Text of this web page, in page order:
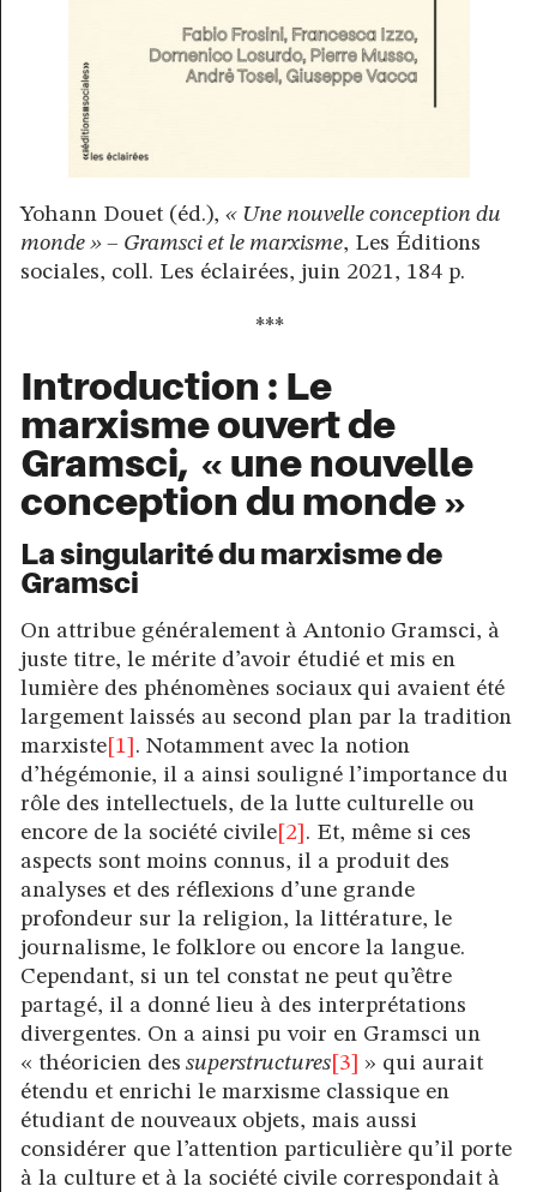
Yohann Douet (éd.), « Une nouvelle conception du
monde » – Gramsci et le marxisme, Les Éditions
sociales, coll. Les éclairées, juin 2021, 184 p.
***
Introduction : Le
marxisme ouvert de
Gramsci, « une nouvelle
conception du monde »
La singularité du marxisme de
Gramsci
On attribue généralement à Antonio Gramsci, à
juste titre, le mérite d’avoir étudié et mis en
lumière des phénomènes sociaux qui avaient été
largement laissés au second plan par la tradition
marxiste[1] . Notamment avec la notion
d’hégémonie, il a ainsi souligné l’importance du
rôle des intellectuels, de la lutte culturelle ou
encore de la société civile[2] . Et, même si ces
aspects sont moins connus, il a produit des
analyses et des réflexions d’une grande
profondeur sur la religion, la littérature, le
journalisme, le folklore ou encore la langue.
Cependant, si un tel constat ne peut qu’être
partagé, il a donné lieu à des interprétations
divergentes. On a ainsi pu voir en Gramsci un
« théoricien des superstructures[3] » qui aurait
étendu et enrichi le marxisme classique en
étudiant de nouveaux objets, mais aussi
considérer que l’attention particulière qu’il porte
à la culture et à la société civile correspondait à